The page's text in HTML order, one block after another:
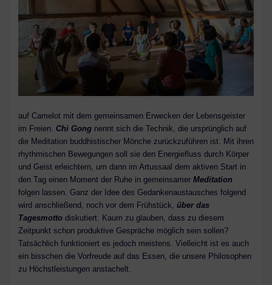
auf Camelot mit dem gemeinsamen Erwecken der Lebensgeister
im Freien. Chi Gong nennt sich die Technik, die ursprünglich auf
die Meditation buddhistischer Mönche zurückzuführen ist. Mit ihren
rhythmischen Bewegungen soll sie den Energiefluss durch Körper
und Geist erleichtern, um dann im Artussaal dem aktiven Start in
den Tag einen Moment der Ruhe in gemeinsamer Meditation
folgen lassen. Ganz der Idee des Gedankenaustausches folgend
wird anschließend, noch vor dem Frühstück, über das
Tagesmotto diskutiert. Kaum zu glauben, dass zu diesem
Zeitpunkt schon produktive Gespräche möglich sein sollen?
Tatsächlich funktioniert es jedoch meistens. Vielleicht ist es auch
ein bisschen die Vorfreude auf das Essen, die unsere Philosophen
zu Höchstleistungen anstachelt.